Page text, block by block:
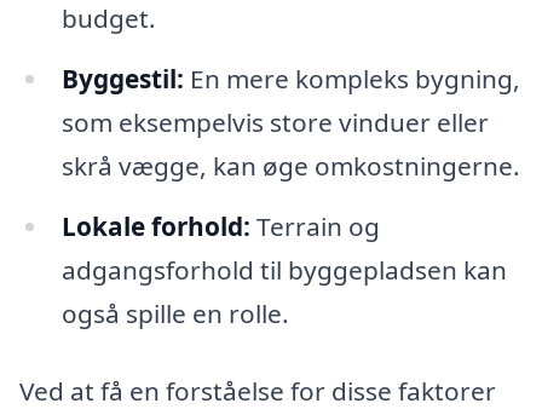
budget.
Byggestil: En mere kompleks bygning,
som eksempelvis store vinduer eller
skrå vægge, kan øge omkostningerne.
Lokale forhold: Terrain og
adgangsforhold til byggepladsen kan
også spille en rolle.
Ved at få en forståelse for disse faktorer